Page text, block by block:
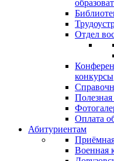
Отдел
конкурсы
Оплата
Абитуриентам
Военная